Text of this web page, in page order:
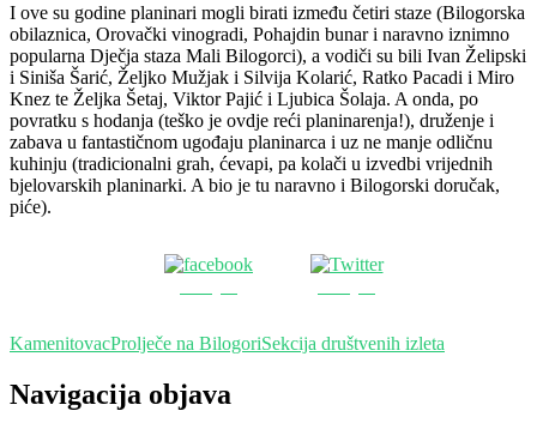
I ove su godine planinari mogli birati između četiri staze (Bilogorska
obilaznica, Orovački vinogradi, Pohajdin bunar i naravno iznimno
popularna Dječja staza Mali Bilogorci), a vodiči su bili Ivan Želipski
i Siniša Šarić, Željko Mužjak i Silvija Kolarić, Ratko Pacadi i Miro
Knez te Željka Šetaj, Viktor Pajić i Ljubica Šolaja. A onda, po
povratku s hodanja (teško je ovdje reći planinarenja!), druženje i
zabava u fantastičnom ugođaju planinarca i uz ne manje odličnu
kuhinju (tradicionalni grah, ćevapi, pa kolači u izvedbi vrijednih
bjelovarskih planinarki. A bio je tu naravno i Bilogorski doručak,
piće).
KamenitovacProlječe na BilogoriSekcija društvenih izleta
Navigacija objava